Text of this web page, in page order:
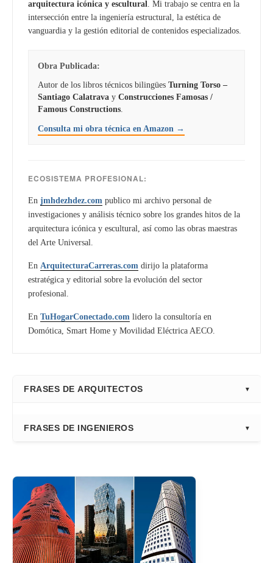
arquitectura icónica y escultural. Mi trabajo se centra en la
intersección entre la ingeniería estructural, la estética de
vanguardia y la gestión editorial de contenidos especializados.
Obra Publicada:
Autor de los libros técnicos bilingües Turning Torso –
Santiago Calatrava y Construcciones Famosas /
Famous Constructions.
Consulta mi obra técnica en Amazon →
ECOSISTEMA PROFESIONAL:
En jmhdezhdez.com publico mi archivo personal de
investigaciones y análisis técnico sobre los grandes hitos de la
arquitectura icónica y escultural, así como las obras maestras
del Arte Universal.
En ArquitecturaCarreras.com dirijo la plataforma
estratégica y editorial sobre la evolución del sector
profesional.
En TuHogarConectado.com lidero la consultoría en
Domótica, Smart Home y Movilidad Eléctrica AECO.
FRASES DE ARQUITECTOS
Adrian Smith
Richard Rogers
David Chipperfield
FRASES DE INGENIEROS
Félix Cándela